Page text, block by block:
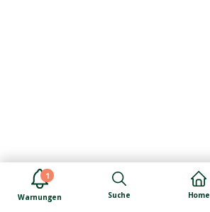
1
Warnungen Suche Home